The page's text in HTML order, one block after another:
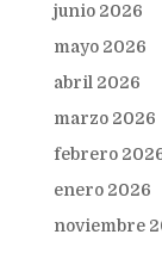
junio 2026
mayo 2026
abril 2026
marzo 2026
febrero
enero 2026
noviembre